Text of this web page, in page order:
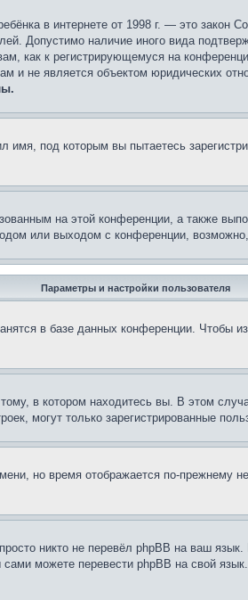
в интернете от 1998 г. — это
Допустимо наличие иного вида
как к регистрирующемуся на
и не является объектом юридических
под которым вы пытаетесь
на этой конференции, а также
или выходом с конференции,
Параметры и настройки пользователя
в базе данных конференции. Чтобы
в котором находитесь вы. В этом
могут только зарегистрированные
но время отображается по-прежнему
никто не перевёл phpBB на ваш
сами можете перевести phpBB на свой